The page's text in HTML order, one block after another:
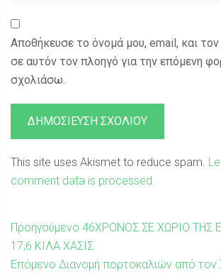
Αποθήκευσε το όνομά μου, email, και
σε αυτόν τον πλοηγό για την επόμενη
σχολιάσω.
This site uses Akismet to reduce spam.
comment data is processed.
Πλοήγηση
άρθρων
Προηγούμενο Προηγούμενη
δημοσίευση:
46ΧΡΟΝΟΣ ΣΕ ΧΩΡΙΟ ΤΗΣ
17,6 ΚΙΛΑ ΧΑΣΙΣ
Επόμενο Επόμενη
Διανομή πορτοκαλιών από τον